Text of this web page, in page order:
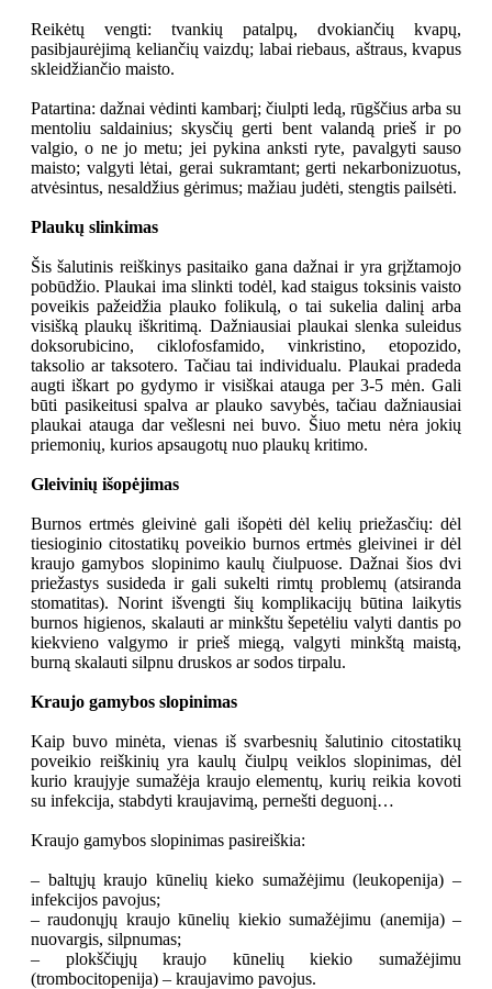
Reikėtų vengti: tvankių patalpų, dvokiančių kvapų,
pasibjaurėjimą keliančių vaizdų; labai riebaus, aštraus, kvapus
skleidžiančio maisto.
Patartina: dažnai vėdinti kambarį; čiulpti ledą, rūgščius arba su
mentoliu saldainius; skysčių gerti bent valandą prieš ir po
valgio, o ne jo metu; jei pykina anksti ryte, pavalgyti sauso
maisto; valgyti lėtai, gerai sukramtant; gerti nekarbonizuotus,
atvėsintus, nesaldžius gėrimus; mažiau judėti, stengtis pailsėti.
Plaukų slinkimas
Šis šalutinis reiškinys pasitaiko gana dažnai ir yra grįžtamojo
pobūdžio. Plaukai ima slinkti todėl, kad staigus toksinis vaisto
poveikis pažeidžia plauko folikulą, o tai sukelia dalinį arba
visišką plaukų iškritimą. Dažniausiai plaukai slenka suleidus
doksorubicino, ciklofosfamido, vinkristino, etopozido,
taksolio ar taksotero. Tačiau tai individualu. Plaukai pradeda
augti iškart po gydymo ir visiškai atauga per 3-5 mėn. Gali
būti pasikeitusi spalva ar plauko savybės, tačiau dažniausiai
plaukai atauga dar vešlesni nei buvo. Šiuo metu nėra jokių
priemonių, kurios apsaugotų nuo plaukų kritimo.
Gleivinių išopėjimas
Burnos ertmės gleivinė gali išopėti dėl kelių priežasčių: dėl
tiesioginio citostatikų poveikio burnos ertmės gleivinei ir dėl
kraujo gamybos slopinimo kaulų čiulpuose. Dažnai šios dvi
priežastys susideda ir gali sukelti rimtų problemų (atsiranda
stomatitas). Norint išvengti šių komplikacijų būtina laikytis
burnos higienos, skalauti ar minkštu šepetėliu valyti dantis po
kiekvieno valgymo ir prieš miegą, valgyti minkštą maistą,
burną skalauti silpnu druskos ar sodos tirpalu.
Kraujo gamybos slopinimas
Kaip buvo minėta, vienas iš svarbesnių šalutinio citostatikų
poveikio reiškinių yra kaulų čiulpų veiklos slopinimas, dėl
kurio kraujyje sumažėja kraujo elementų, kurių reikia kovoti
su infekcija, stabdyti kraujavimą, pernešti deguonį…
Kraujo gamybos slopinimas pasireiškia:
– baltųjų kraujo kūnelių kieko sumažėjimu (leukopenija) –
infekcijos pavojus;
– raudonųjų kraujo kūnelių kiekio sumažėjimu (anemija) –
nuovargis, silpnumas;
– plokščiųjų kraujo kūnelių kiekio sumažėjimu
(trombocitopenija) – kraujavimo pavojus.